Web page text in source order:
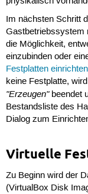
Im nächsten Schritt
Gastbetriebssystem
die Möglichkeit,
einzubinden oder
Festplatten einrichten
keine Festplatte,
"Erzeugen"beendet
Bestandsliste des
Dialog zum
Virtuelle
Zu Beginn wird der
(VirtualBox Disk